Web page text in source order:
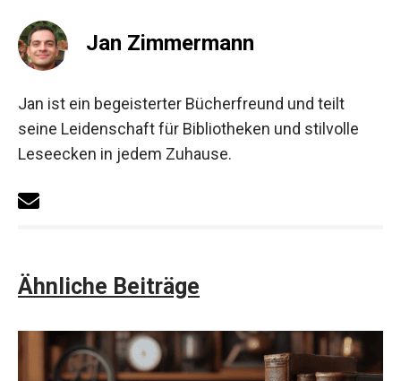
Jan Zimmermann
Jan ist ein begeisterter Bücherfreund und teilt
seine Leidenschaft für Bibliotheken und stilvolle
Leseecken in jedem Zuhause.
Ähnliche Beiträge